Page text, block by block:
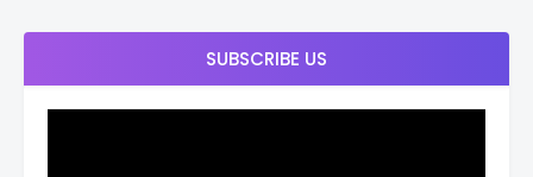
SUBSCRIBE US